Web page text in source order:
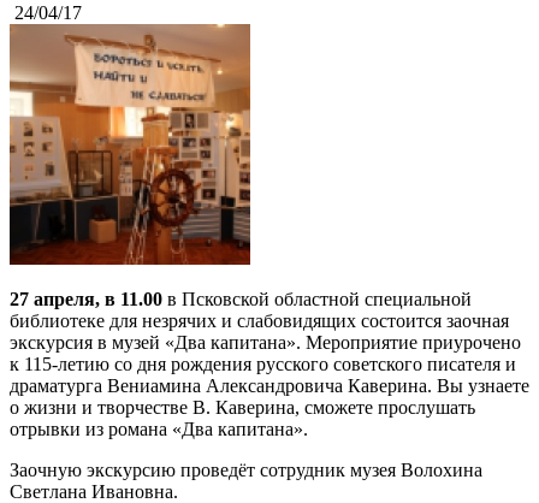
24/04/17
27 апреля, в 11.00 в Псковской областной специальной
библиотеке для незрячих и слабовидящих состоится заочная
экскурсия в музей «Два капитана». Мероприятие приурочено
к 115-летию со дня рождения русского советского писателя и
драматурга Вениамина Александровича Каверина. Вы узнаете
о жизни и творчестве В. Каверина, сможете прослушать
отрывки из романа «Два капитана».
Заочную экскурсию проведёт сотрудник музея Волохина
Светлана Ивановна.